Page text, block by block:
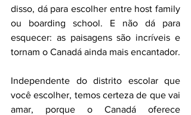
disso, dá para escolher entre host family
ou boarding school. E não dá para
esquecer: as paisagens são incríveis e
tornam o Canadá ainda mais encantador.
Independente do distrito escolar que
você escolher, temos certeza de que vai
amar, porque o Canadá oferece